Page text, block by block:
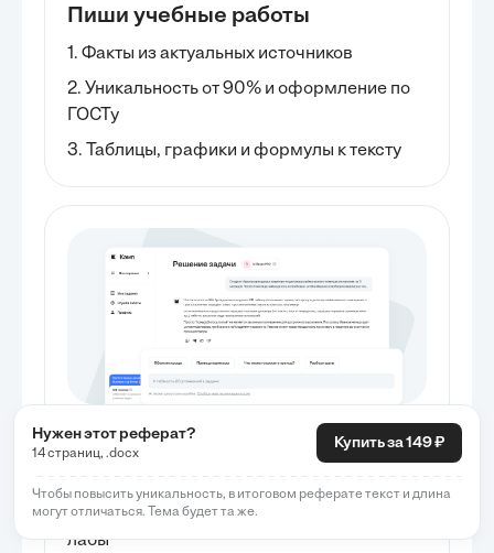
Пиши учебные работы
1. Факты из актуальных источников
2. Уникальность от 90% и оформление по
ГОСТу
3. Таблицы, графики и формулы к тексту
Выполняй учебные задания
1. Подробный разбор решения от AI
2. Ответы за 1 минуту на домашки, тесты,
лабы
Нужен этот реферат?
14 страниц, .docx
Купить за 149 ₽
Чтобы повысить уникальность, в итоговом реферате текст и длина
могут отличаться. Тема будет та же.